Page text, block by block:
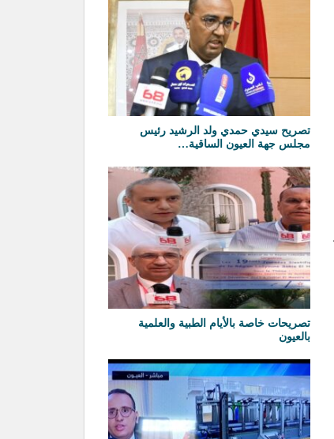
تصريح سيدي حمدي ولد الرشيد رئيس
مجلس جهة العيون الساقية…
تصريحات خاصة بالأيام الطبية والعلمية
بالعيون